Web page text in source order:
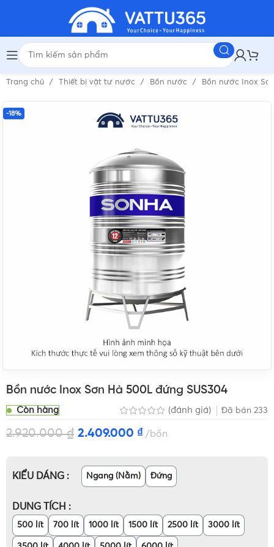
Trang chủ Thiết bị vật tư nước Bồn nước Bồn nước Inox
-18%
Bồn nước Inox Sơn Hà 500L đứng SUS304
Còn hàng (đánh giá) Đã bán 233
2.920.000₫ 2.409.000 ₫ bồn
KIỂU DÁNG Ngang (Nằm) Đứng
DUNG TÍCH
500 lít 700 lít 1000 lít 1500 lít 2500 lít 3000 lít